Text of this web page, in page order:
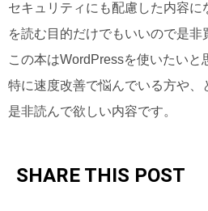
セキュリティにも配慮した内容
を読む目的だけでもいいので是非
この本はWordPressを使いたいと
特に速度改善で悩んでいる方や
是非読んで欲しい内容です。
SHARE THIS POST